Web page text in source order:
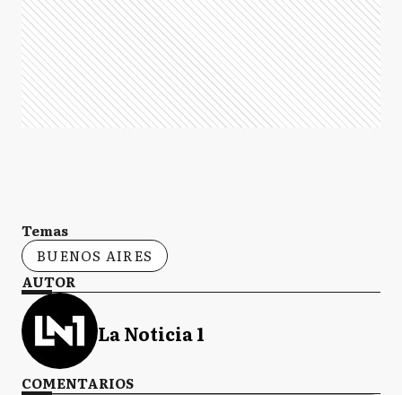
Temas
BUENOS AIRES
AUTOR
La Noticia 1
COMENTARIOS